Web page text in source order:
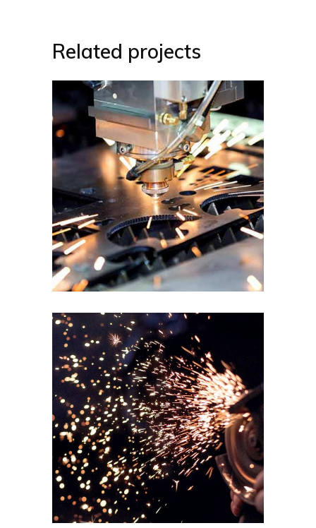
Related projects